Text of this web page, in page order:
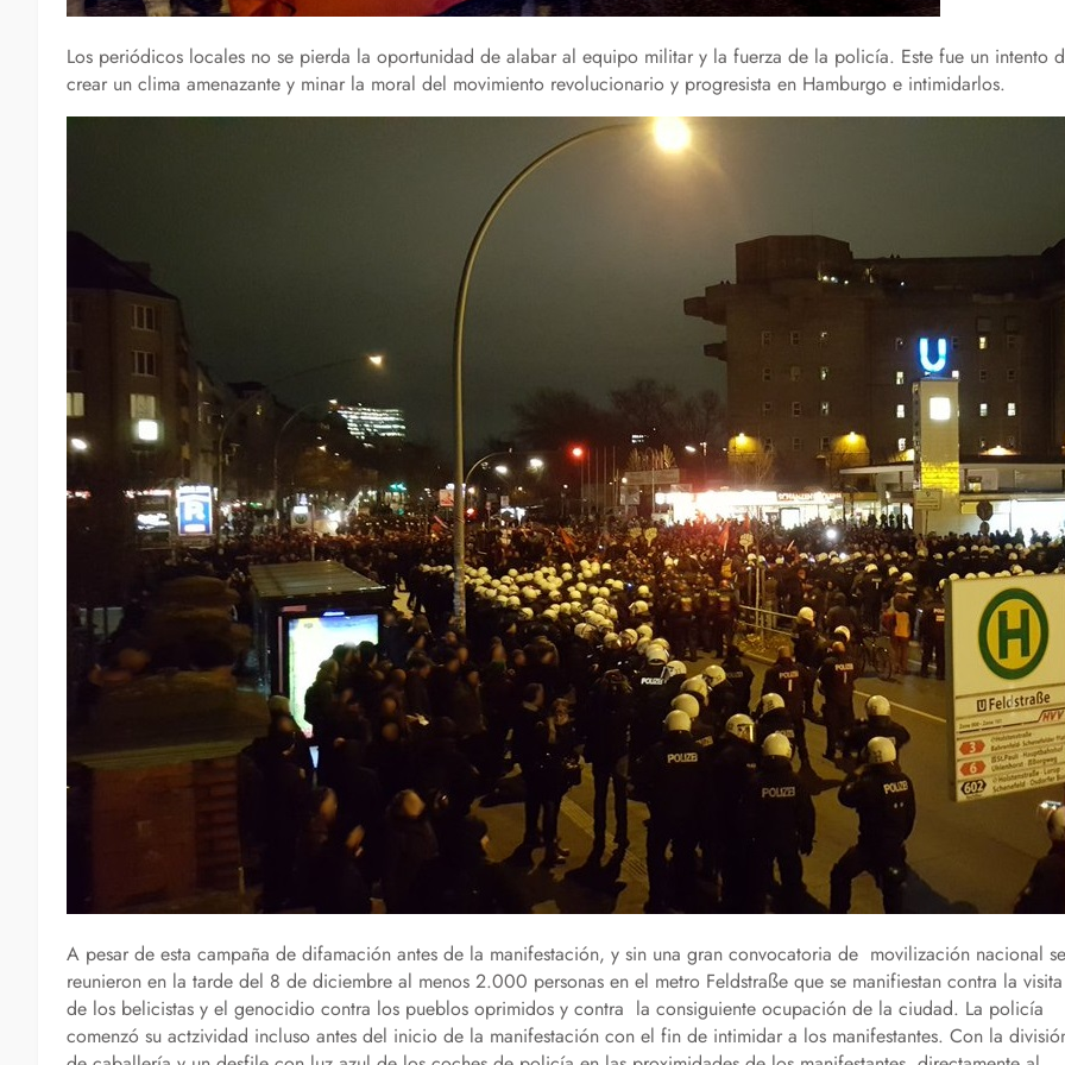
Los periódicos locales no se pierda la oportunidad de alabar al equipo militar y la fuerza de la policía. Este fue un intento
crear un clima amenazante y minar la moral del movimiento revolucionario y progresista en Hamburgo e intimidarlos.
A pesar de esta campaña de difamación antes de la manifestación, y sin una gran convocatoria de movilización nacional se
reunieron en la tarde del 8 de diciembre al menos 2.000 personas en el metro Feldstraße que se manifiestan contra la visita
de los belicistas y el genocidio contra los pueblos oprimidos y contra la consiguiente ocupación de la ciudad. La policía
comenzó su actzividad incluso antes del inicio de la manifestación con el fin de intimidar a los manifestantes. Con la